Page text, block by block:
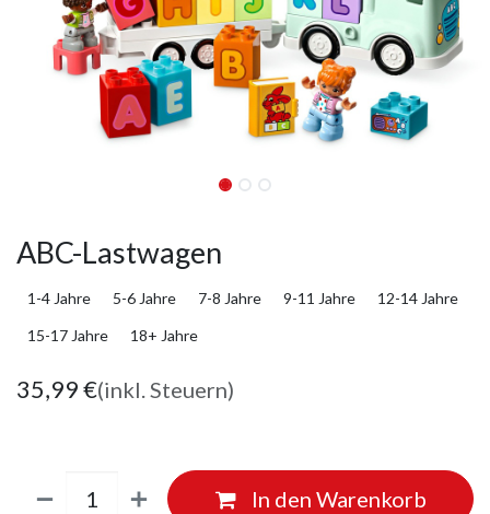
ABC-Lastwagen
1-4 Jahre 5-6 Jahre 7-8 Jahre 9-11 Jahre
12-14 Jahre
15-17 Jahre
18+ Jahre
35,99€(inkl. Steuern)
In den Warenkorb